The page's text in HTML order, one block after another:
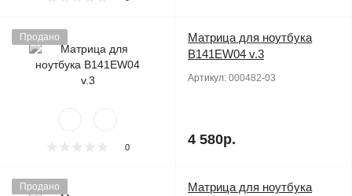
Продано
0
Матрица для ноутбука
B141EW04 v.3
Артикул: 000482-03
4 580р.
Продано
Матрица для ноутбука